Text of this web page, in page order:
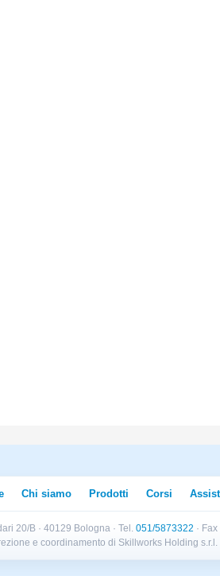
Chi siamo Prodotti Corsi
20/B · 40129 Bologna · Tel. 051/5873322 ·
e coordinamento di Skillworks Holding